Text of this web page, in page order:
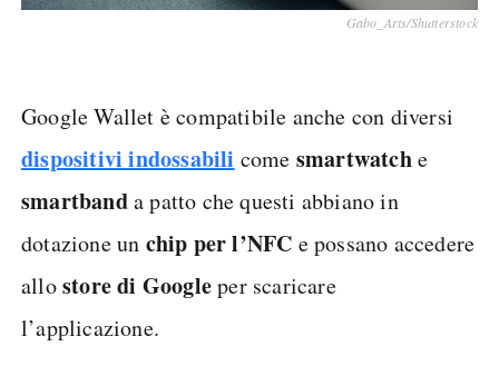
Gabo_Arts/Shutterstock
Google Wallet è compatibile anche con diversi
dispositivi indossabili come smartwatche
smartbanda patto che questi abbiano in
dotazione un chip per l’NFC e possano accedere
allostore di Googleper scaricare
l’applicazione.